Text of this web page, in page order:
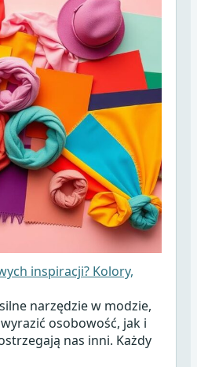
inspiracji? Kolory,
narzędzie w modzie,
osobowość, jak i
nas inni. Każdy